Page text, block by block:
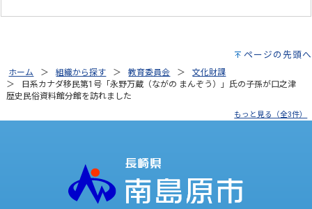
ページの先頭へ
ホーム 組織から探す 教育委員会
文化財課
日系カナダ移民第1号「永野万蔵（ながの まんぞう）」氏の子孫が口之津
歴史民俗資料館分館を訪れました
もっと見る（全3件）